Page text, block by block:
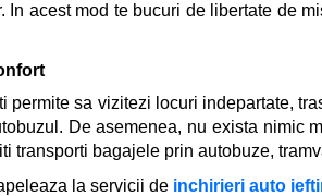
In acest mod te bucuri de libertate de
permite sa vizitezi locuri indepartate,
De asemenea, nu exista nimic
transporti bagajele prin autobuze,
la servicii de inchirieri auto